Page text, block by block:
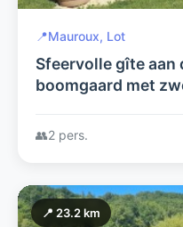
📍Mauroux, Lot
Sfeervolle gîte aan
boomgaard met
👥2 pers.
📍 23.2 km